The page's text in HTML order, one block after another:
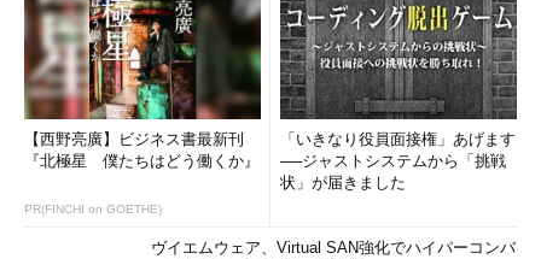
【西野亮廣】ビジネス書最新刊
『北極星 僕たちはどう働くか』
PR(FINCHI on GOETHE)
「いきなり役員面接権」あげます
──ジャストシステムから「挑戦
状」が届きました
ヴイエムウェア、Virtual SAN強化でハイパーコンバ